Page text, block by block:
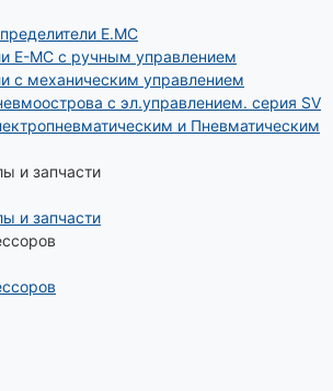
E.MC
E-MC с ручным управлением
с механическим управлением
с эл.управлением. серия SV
и Пневматическим
и запчасти
и запчасти